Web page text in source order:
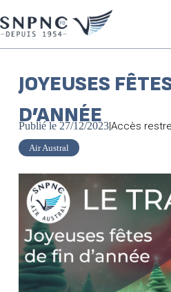
JOYEUSES
D’ANNÉE
Publié le 27/12/2023|Accès
Air Austral